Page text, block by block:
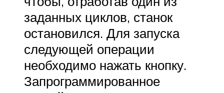
заданных циклов, станок
остановился. Для запуска
следующей операции
необходимо нажать кнопку.
Запрограммированное